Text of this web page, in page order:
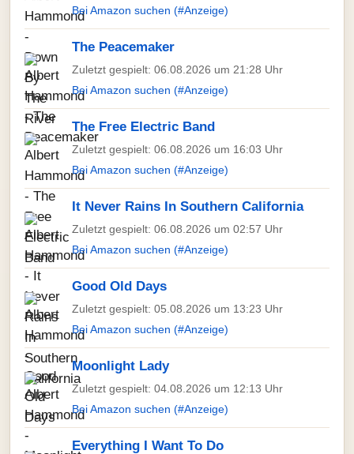
Bei Amazon suchen (#Anzeige)
The Peacemaker
Zuletzt gespielt: 06.08.2026 um 21:28 Uhr
Bei Amazon suchen (#Anzeige)
The Free Electric Band
Zuletzt gespielt: 06.08.2026 um 16:03 Uhr
Bei Amazon suchen (#Anzeige)
It Never Rains In Southern California
Zuletzt gespielt: 06.08.2026 um 02:57 Uhr
Bei Amazon suchen (#Anzeige)
Good Old Days
Zuletzt gespielt: 05.08.2026 um 13:23 Uhr
Bei Amazon suchen (#Anzeige)
Moonlight Lady
Zuletzt gespielt: 04.08.2026 um 12:13 Uhr
Bei Amazon suchen (#Anzeige)
Everything I Want To Do